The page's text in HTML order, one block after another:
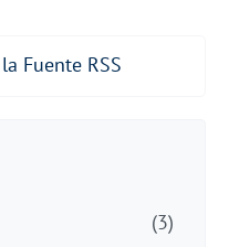
Fuente RSS
(3)